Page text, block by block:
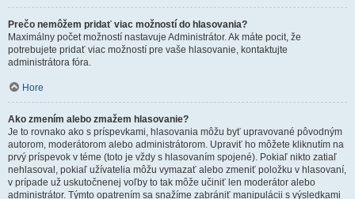
Prečo nemôžem pridať viac možností do hlasovania?
Maximálny počet možností nastavuje Administrátor. Ak máte pocit, že
potrebujete pridať viac možností pre vaše hlasovanie, kontaktujte
administrátora fóra.
Hore
Ako zmením alebo zmažem hlasovanie?
Je to rovnako ako s príspevkami, hlasovania môžu byť upravované pôvodným
autorom, moderátorom alebo administrátorom. Upraviť ho môžete kliknutím na
prvý príspevok v téme (toto je vždy s hlasovaním spojené). Pokiaľ nikto zatiaľ
nehlasoval, pokiaľ užívatelia môžu vymazať alebo zmeniť položku v hlasovaní,
v prípade už uskutočnenej voľby to tak môže učiniť len moderátor alebo
administrátor. Týmto opatrením sa snažíme zabrániť manipulácii s výsledkami